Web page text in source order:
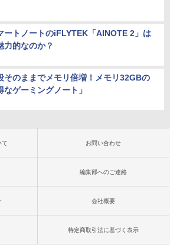
ートノートのiFLYTEK「AINOTE 2」は
力的なのか？
そのままでメモリ倍増！メモリ32GBの
なゲーミングノート」
て お問い合わせ
編集部へのご連絡
会社概要
特定商取引法に基づく表示